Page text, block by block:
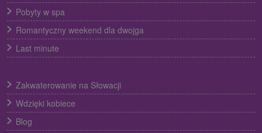
Pobyty w spa
Romantyczny weekend dla dwojga
Last minute
Zakwaterowanie na Słowacji
Wdzięki kobiece
Blog